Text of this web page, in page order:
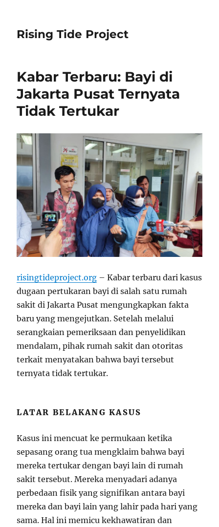
Rising Tide Project
Kabar Terbaru: Bayi di
Jakarta Pusat Ternyata
Tidak Tertukar
risingtideproject.org – Kabar terbaru dari kasus
dugaan pertukaran bayi di salah satu rumah
sakit di Jakarta Pusat mengungkapkan fakta
baru yang mengejutkan. Setelah melalui
serangkaian pemeriksaan dan penyelidikan
mendalam, pihak rumah sakit dan otoritas
terkait menyatakan bahwa bayi tersebut
ternyata tidak tertukar.
LATAR BELAKANG KASUS
Kasus ini mencuat ke permukaan ketika
sepasang orang tua mengklaim bahwa bayi
mereka tertukar dengan bayi lain di rumah
sakit tersebut. Mereka menyadari adanya
perbedaan fisik yang signifikan antara bayi
mereka dan bayi lain yang lahir pada hari yang
sama. Hal ini memicu kekhawatiran dan